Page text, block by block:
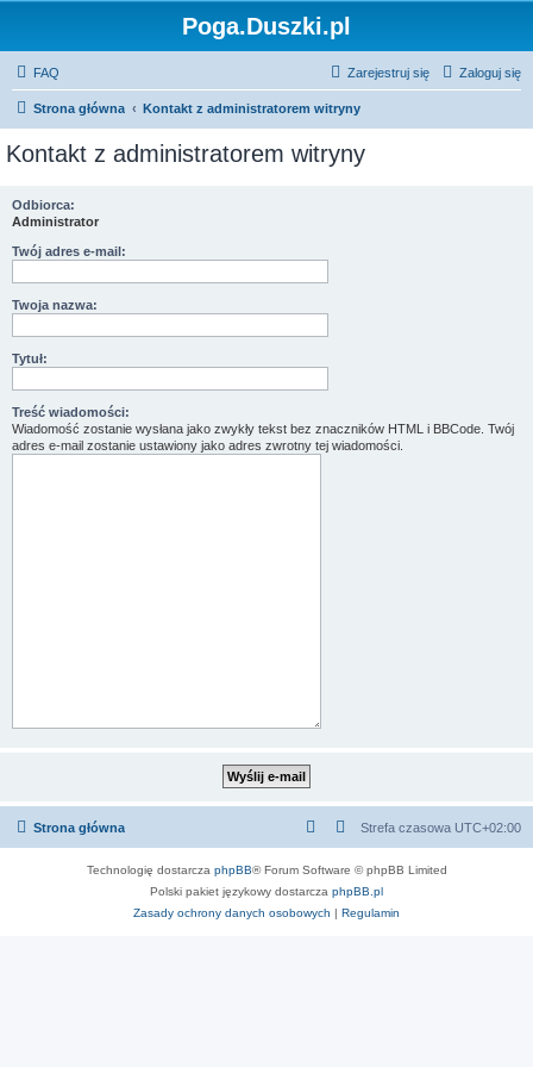
Poga.Duszki.pl
FAQ Zaloguj się
Zarejestruj się
Strona główna Kontakt z administratorem witryny
Kontakt z administratorem witryny
Odbiorca:
Administrator
Twój adres e-mail:
Twoja nazwa:
Tytuł:
Treść wiadomości:
Wiadomość zostanie wysłana jako zwykły tekst bez znaczników HTML i BBCode. Twój
adres e-mail zostanie ustawiony jako adres zwrotny tej wiadomości.
Strona główna Strefa czasowa UTC+02:00
Technologię dostarcza phpBB® Forum Software © phpBB Limited
Polski pakiet językowy dostarcza phpBB.pl
Zasady ochrony danych osobowych | Regulamin